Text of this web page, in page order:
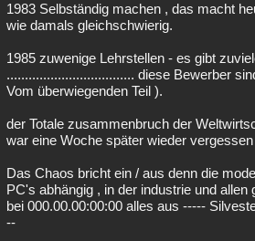
1983 Selbständig machen , das macht
wie damals gleichschwierig.
1985 zuwenige Lehrstellen - es gibt
................................... diese Bewerber
Vom überwiegenden Teil ).
der Totale zusammenbruch der
war eine Woche später wieder
Das Chaos bricht ein / aus denn die
PC's abhängig , in der industrie und allen
bei 000.00.00:00:00 alles aus -----
--